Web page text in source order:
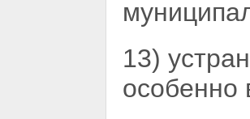
13)
особенно